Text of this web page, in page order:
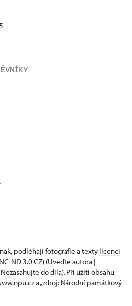
podléhají fotografie a texty licenci
NC-ND 3.0 CZ) (Uveďte autora |
do díla). Při užití obsahu
a „zdroj: Národní památkový